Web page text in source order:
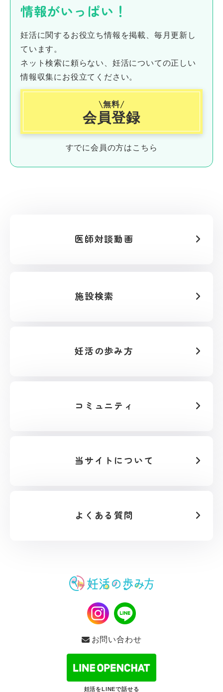
情報がいっぱい！
妊活に関するお役立ち情報を掲載、毎月更新し
ています。
ネット検索に頼らない、妊活についての正しい
情報収集にお役立てください。
無料
会員登録
すでに会員の方はこちら
医師対談動画
施設検索
妊活の歩み方
コミュニティ
当サイトについて
よくある質問
お問い合わせ
妊活をLINEで話せる